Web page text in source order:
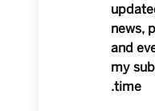
news,
and
my
time.